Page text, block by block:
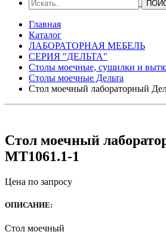
Главная
Каталог
ЛАБОРАТОРНАЯ МЕБЕЛЬ
СЕРИЯ "ДЕЛЬТА"
Столы моечные, сушилки и
Столы моечные Дельта
Стол моечный лабораторный
Стол моечный
МТ1061.1-1
Цена по запросу
ОПИСАНИЕ:
Стол моечный